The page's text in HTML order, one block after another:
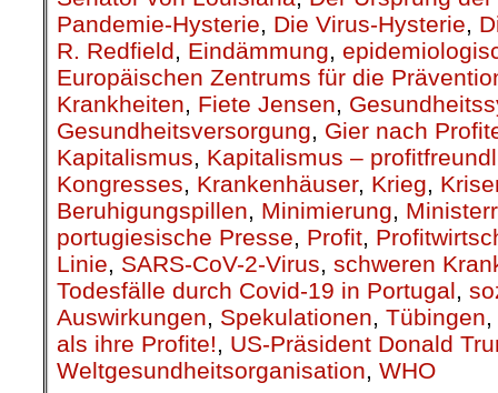
Pandemie-Hysterie, Die Virus-Hysterie,
R. Redfield, Eindämmung,
Europäischen Zentrums für die
Krankheiten, Fiete Jensen,
Gesundheitsversorgung, Gier nach
Kapitalismus, Kapitalismus –
Kongresses, Krankenhäuser, Krieg,
Beruhigungspillen, Minimierung,
portugiesische Presse, Profit,
Linie, SARS-CoV-2-Virus, schweren
Todesfälle durch Covid-19 in Portugal,
Auswirkungen, Spekulationen, Tübingen,
als ihre Profite!, US-Präsident Donald
Weltgesundheitsorganisation, WHO